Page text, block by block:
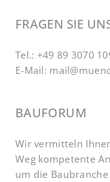
FRAGEN SIE
Tel.: +49 89 3070
E-Mail:
BAUFORUM
Wir vermitteln
Weg kompetente
um die